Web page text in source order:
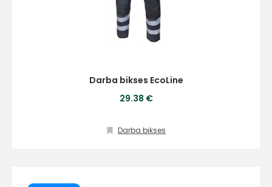
Darba bikses EcoLine
29.38 €
Darba bikses